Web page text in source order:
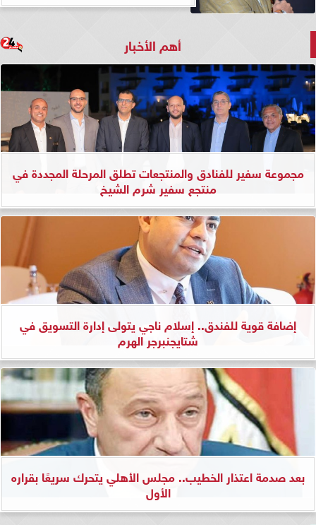
أهم الأخبار
مجموعة سفير للفنادق والمنتجعات تطلق المرحلة المجددة في
منتجع سفير شرم الشيخ
إضافة قوية للفندق.. إسلام ناجي يتولى إدارة التسويق في
شتايجنبرجر الهرم
بعد صدمة اعتذار الخطيب.. مجلس الأهلي يتحرك سريعًا بقراره
الأول